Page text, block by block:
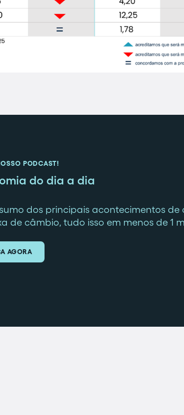
PODCAST!
do dia a dia
dos principais acontecimentos
de câmbio, tudo isso em menos de 1
AGORA